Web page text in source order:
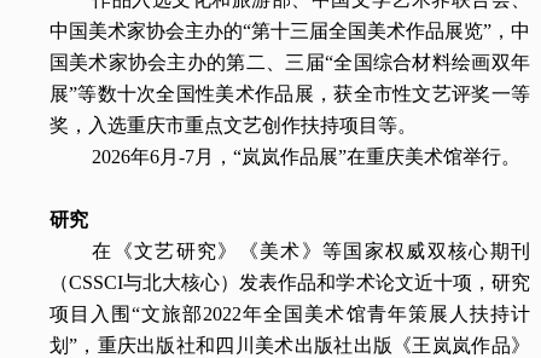
中国美术家协会主办的“第十三届全国美术作品展览”，中
国美术家协会主办的第二、三届“全国综合材料绘画双年
展”等数十次全国性美术作品展，获全市性文艺评奖一等
奖，入选重庆市重点文艺创作扶持项目等。
2026年6月-7月，“岚岚作品展”在重庆美术馆举行。
研究
在《文艺研究》《美术》等国家权威双核心期刊
（CSSCI与北大核心）发表作品和学术论文近十项，研究
项目入围“文旅部2022年全国美术馆青年策展人扶持计
划”，重庆出版社和四川美术出版社出版《王岚岚作品》